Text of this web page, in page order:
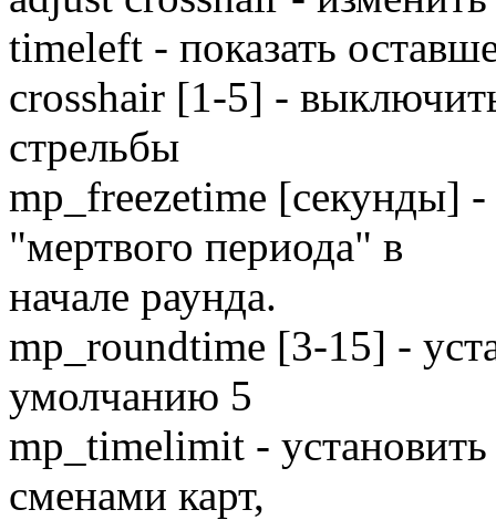
timeleft - показать
crosshair [1-5] -
стрельбы
mp_freezetime [секунды] -
"мертвого периода" в
начале раунда.
mp_roundtime [3-15] -
умолчанию 5
mp_timelimit -
сменами карт,